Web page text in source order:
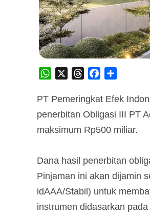
WhatsApp ThreadsFacebook
PT Pemeringkat Efek
penerbitan Obligasi III PT
maksimum Rp500 miliar.
Dana hasil penerbitan
Pinjaman ini akan dijamin
idAAA/Stabil) untuk
instrumen didasarkan